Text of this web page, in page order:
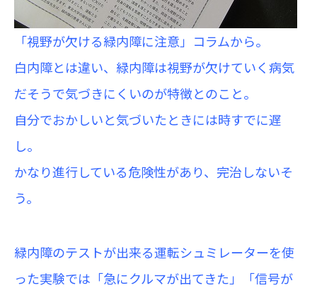
「視野が欠ける緑内障に注意」コラムから。
白内障とは違い、緑内障は視野が欠けていく病気
だそうで気づきにくいのが特徴とのこと。
自分でおかしいと気づいたときには時すでに遅
し。
かなり進行している危険性があり、完治しないそ
う。
緑内障のテストが出来る運転シュミレーターを使
った実験では「急にクルマが出てきた」「信号が